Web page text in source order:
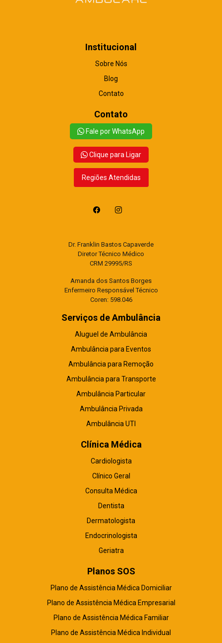
Institucional
Sobre Nós
Blog
Contato
Contato
Fale por WhatsApp
Clique para Ligar
Regiões Atendidas
Dr. Franklin Bastos Capaverde
Diretor Técnico Médico
CRM 29995/RS
Amanda dos Santos Borges
Enfermeiro Responsável Técnico
Coren: 598.046
Serviços de Ambulância
Aluguel de Ambulância
Ambulância para Eventos
Ambulância para Remoção
Ambulância para Transporte
Ambulância Particular
Ambulância Privada
Ambulância UTI
Clínica Médica
Cardiologista
Clínico Geral
Consulta Médica
Dentista
Dermatologista
Endocrinologista
Geriatra
Planos SOS
Plano de Assistência Médica Domiciliar
Plano de Assistência Médica Empresarial
Plano de Assistência Médica Familiar
Plano de Assistência Médica Individual